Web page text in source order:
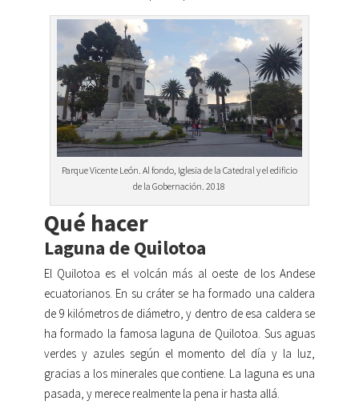
Parque Vicente León. Al fondo, Iglesia de la Catedral y el edificio
de la Gobernación. 2018
Qué hacer
Laguna de Quilotoa
El Quilotoa es el volcán más al oeste de los Andese
ecuatorianos. En su cráter se ha formado una caldera
de 9 kilómetros de diámetro, y dentro de esa caldera se
ha formado la famosa laguna de Quilotoa. Sus aguas
verdes y azules según el momento del día y la luz,
gracias a los minerales que contiene. La laguna es una
pasada, y merece realmente la pena ir hasta allá.